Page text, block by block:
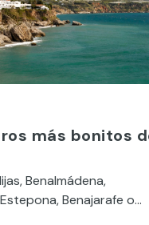
más bonitos
Benalmádena,
Benajarafe o